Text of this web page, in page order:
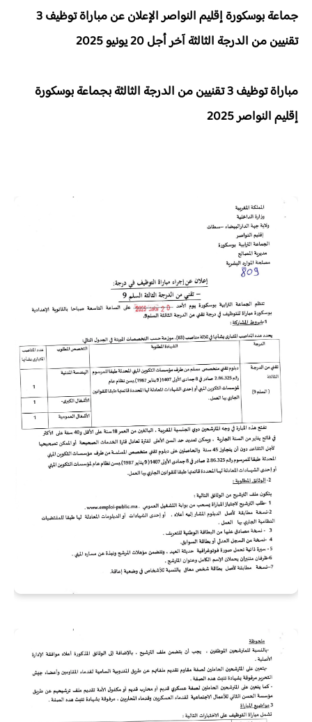
جماعة بوسكورة إقليم النواصر الإعلان عن مباراة توظيف 3
تقنيين من الدرجة الثالثة آخر أجل 20 يونيو 2025
مباراة توظيف 3 تقنيين من الدرجة الثالثة بجماعة بوسكورة
إقليم النواصر 2025